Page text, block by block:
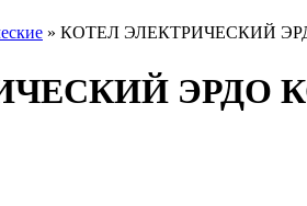
» КОТЕЛ ЭЛЕКТРИЧЕСКИЙ
ЭРДО